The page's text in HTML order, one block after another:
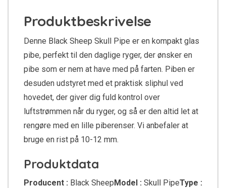
Produktbeskrivelse
Denne Black Sheep Skull Pipe er en kompakt glas
pibe, perfekt til den daglige ryger, der ønsker en
pibe som er nem at have med på farten. Piben er
desuden udstyret med et praktisk sliphul ved
hovedet, der giver dig fuld kontrol over
luftstrømmen når du ryger, og så er den altid let at
rengøre med en lille piberenser. Vi anbefaler at
bruge en rist på 10-12 mm.
Produktdata
Producent : Black SheepModel : Skull PipeType :